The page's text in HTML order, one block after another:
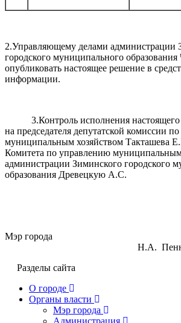
2.Управляющему делами администрации
городского муниципального
опубликовать настоящее решение в
информации.
3.Контроль исполнения настоящего
на председателя депутатской комиссии
муниципальным хозяйством Такташева
Комитета по управлению
администрации Зиминского городского
образования Древецкую А.С.
Мэр города
Н.А.
Разделы сайта
О городе
Органы власти
Мэр города
Администрация